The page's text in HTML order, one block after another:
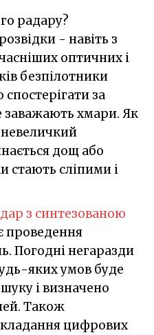
радару?
- навіть з
оптичних і
безпілотники
за
заважають хмари. Як
невеличкий
дощ або
стають сліпими і
з синтезованою
проведення
Погодні негаразди
яких умов буде
і визначено
Також
цифрових